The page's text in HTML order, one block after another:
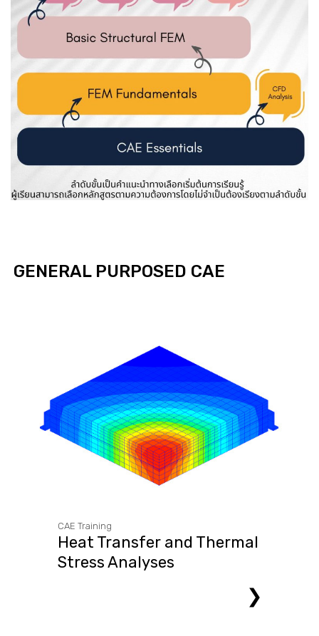
GENERAL PURPOSED CAE
CAE Training
Heat Transfer and Thermal
Stress Analyses
❯